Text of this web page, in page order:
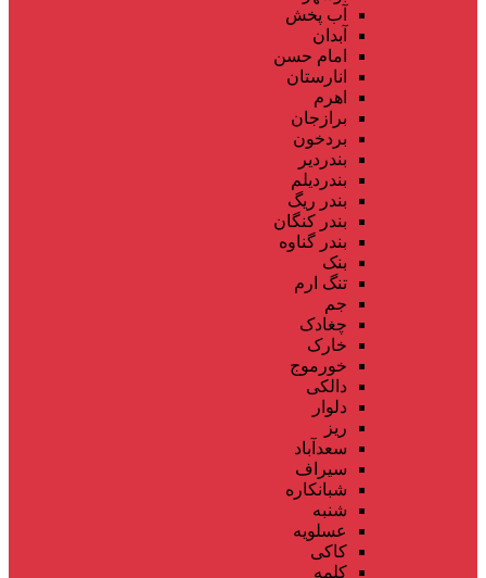
آب پخش
آبدان
امام حسن
انارستان
اهرم
برازجان
بردخون
بندردیر
بندردیلم
بندر ریگ
بندر کنگان
بندر گناوه
بنک
تنگ ارم
جم
چغادک
خارک
خورموج
دالکی
دلوار
ریز
سعدآباد
سیراف
شبانکاره
شنبه
عسلویه
کاکی
کلمه